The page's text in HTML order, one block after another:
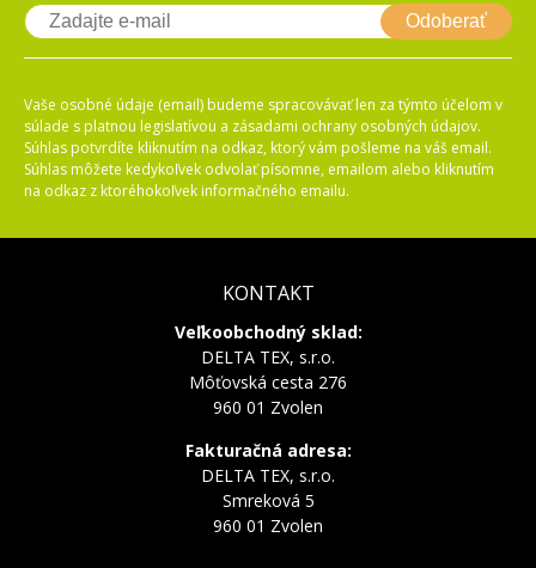
Odoberať
Vaše osobné údaje (email) budeme spracovávať len za týmto účelom v
súlade s platnou legislatívou a zásadami ochrany osobných údajov.
Súhlas potvrdíte kliknutím na odkaz, ktorý vám pošleme na váš email.
Súhlas môžete kedykoľvek odvolať písomne, emailom alebo kliknutím
na odkaz z ktoréhokoľvek informačného emailu.
KONTAKT
Veľkoobchodný sklad:
DELTA TEX, s.r.o.
Môťovská cesta 276
960 01 Zvolen
Fakturačná adresa:
DELTA TEX, s.r.o.
Smreková 5
960 01 Zvolen